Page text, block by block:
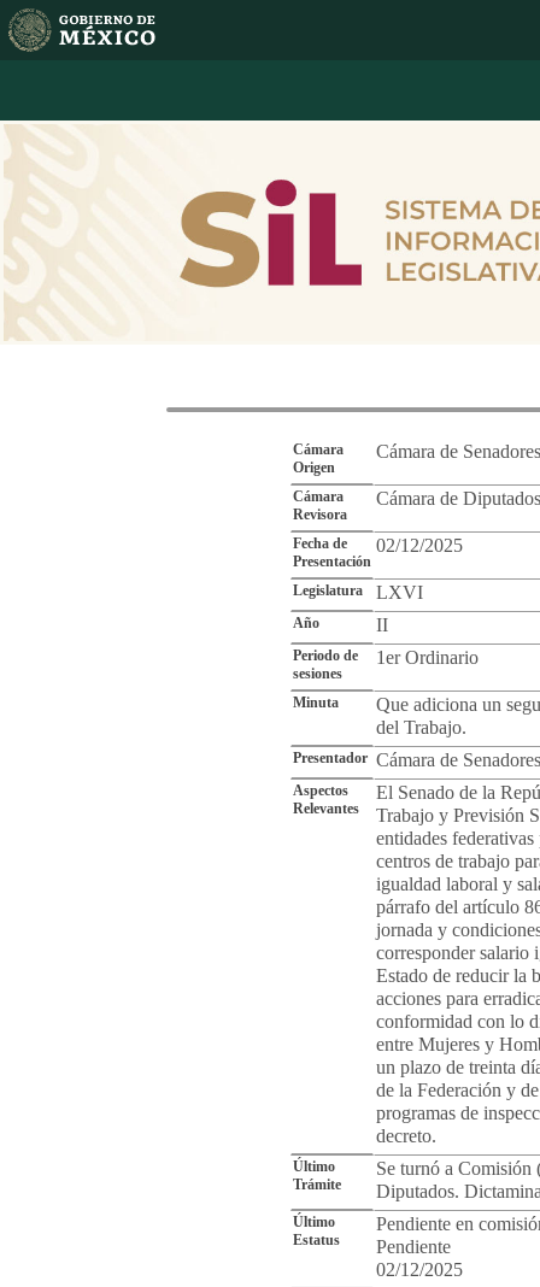
Cámara
Origen
Cámara de Senadores
Cámara
Revisora
Cámara de Diputados
Fecha de
Presentación
02/12/2025
Legislatura LXVI
Año II
Periodo de
sesiones
1er Ordinario
Minuta
Que adiciona un
del Trabajo.
Presentador Cámara de Senadores
Aspectos
Relevantes
El Senado de la
Trabajo y Previsión
entidades
centros de trabajo
igualdad laboral y
párrafo del artículo
jornada y
corresponder salario
Estado de reducir la
acciones para
conformidad con lo
entre Mujeres y
un plazo de treinta
de la Federación y
programas de
decreto.
Último
Trámite
Se turnó a Comisión
Diputados.
Último
Estatus
Pendiente en
Pendiente
02/12/2025